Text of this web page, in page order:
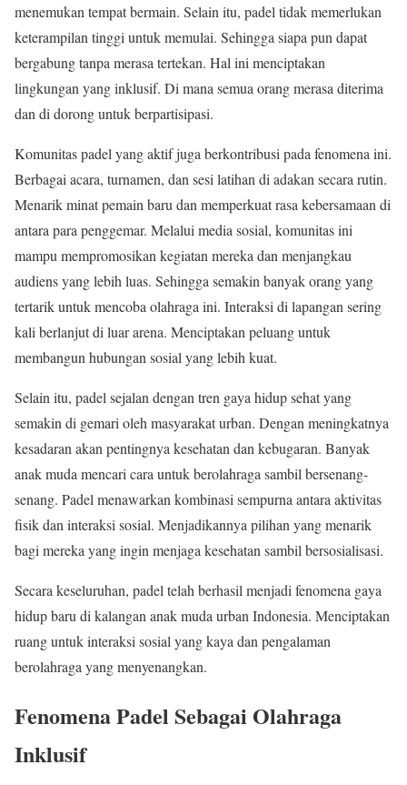
menemukan tempat bermain. Selain itu, padel tidak memerlukan
keterampilan tinggi untuk memulai. Sehingga siapa pun dapat
bergabung tanpa merasa tertekan. Hal ini menciptakan
lingkungan yang inklusif. Di mana semua orang merasa diterima
dan di dorong untuk berpartisipasi.
Komunitas padel yang aktif juga berkontribusi pada fenomena ini.
Berbagai acara, turnamen, dan sesi latihan di adakan secara rutin.
Menarik minat pemain baru dan memperkuat rasa kebersamaan di
antara para penggemar. Melalui media sosial, komunitas ini
mampu mempromosikan kegiatan mereka dan menjangkau
audiens yang lebih luas. Sehingga semakin banyak orang yang
tertarik untuk mencoba olahraga ini. Interaksi di lapangan sering
kali berlanjut di luar arena. Menciptakan peluang untuk
membangun hubungan sosial yang lebih kuat.
Selain itu, padel sejalan dengan tren gaya hidup sehat yang
semakin di gemari oleh masyarakat urban. Dengan meningkatnya
kesadaran akan pentingnya kesehatan dan kebugaran. Banyak
anak muda mencari cara untuk berolahraga sambil bersenang-
senang. Padel menawarkan kombinasi sempurna antara aktivitas
fisik dan interaksi sosial. Menjadikannya pilihan yang menarik
bagi mereka yang ingin menjaga kesehatan sambil bersosialisasi.
Secara keseluruhan, padel telah berhasil menjadi fenomena gaya
hidup baru di kalangan anak muda urban Indonesia. Menciptakan
ruang untuk interaksi sosial yang kaya dan pengalaman
berolahraga yang menyenangkan.
Fenomena Padel Sebagai Olahraga
Inklusif